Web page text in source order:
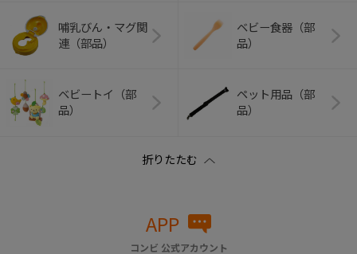
哺乳びん・マグ関
連（部品）
ベビー食器（部
品）
ベビートイ（部
品）
ペット用品（部
品）
APP
コンビ 公式アカウント